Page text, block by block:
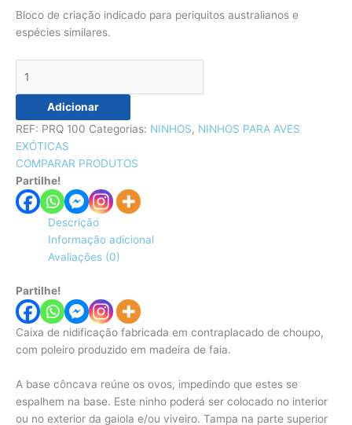
Bloco de criação indicado para periquitos australianos e
espécies similares.
Adicionar
REF: PRQ 100 Categorias: NINHOS, NINHOS PARA AVES
EXÓTICAS
COMPARAR PRODUTOS
Partilhe!
Descrição
Informação adicional
Avaliações (0)
Partilhe!
Caixa de nidificação fabricada em contraplacado de choupo,
com poleiro produzido em madeira de faia.
A base côncava reúne os ovos, impedindo que estes se
espalhem na base. Este ninho poderá ser colocado no interior
ou no exterior da gaiola e/ou viveiro. Tampa na parte superior